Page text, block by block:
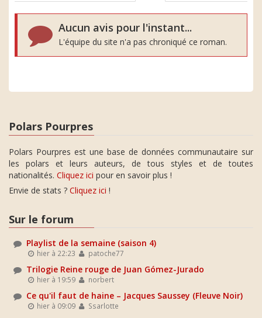
Aucun avis pour l'instant...
L'équipe du site n'a pas chroniqué ce roman.
Polars Pourpres
Polars Pourpres est une base de données communautaire sur
les polars et leurs auteurs, de tous styles et de toutes
nationalités. Cliquez ici pour en savoir plus !
Envie de stats ? Cliquez ici !
Sur le forum
Playlist de la semaine (saison 4)
hier à 22:23 patoche77
Trilogie Reine rouge de Juan Gómez-Jurado
hier à 19:59 norbert
Ce qu'il faut de haine – Jacques Saussey (Fleuve Noir)
hier à 09:09 Ssarlotte